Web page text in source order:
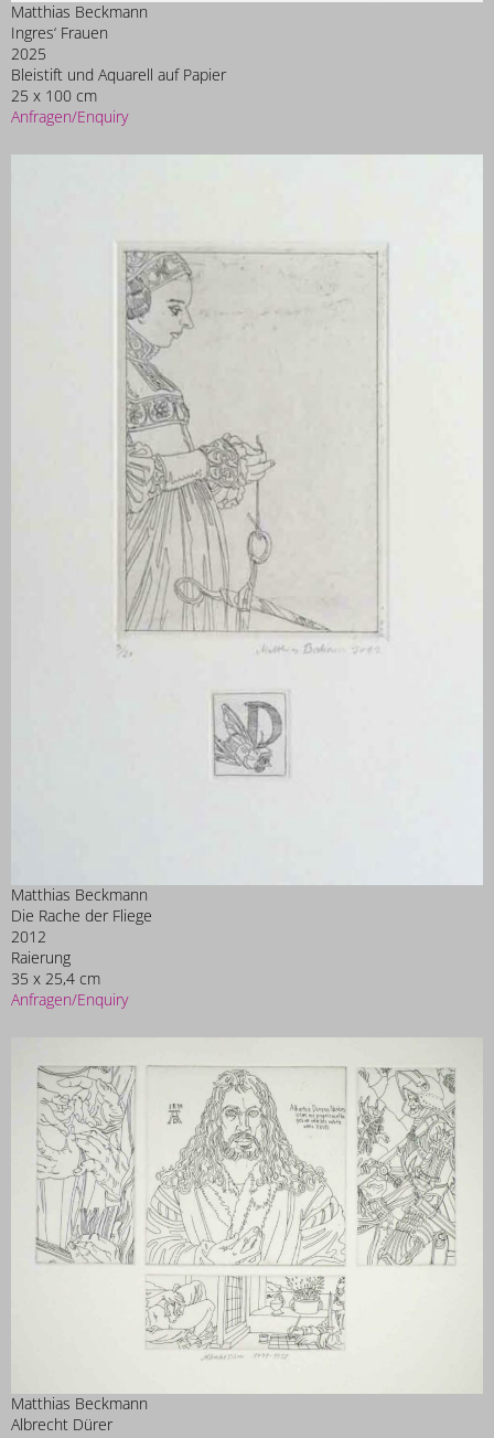
Matthias Beckmann
Ingres‘ Frauen
2025
Bleistift und Aquarell auf Papier
25 x 100 cm
Anfragen/Enquiry
Matthias Beckmann
Die Rache der Fliege
2012
Raierung
35 x 25,4 cm
Anfragen/Enquiry
Matthias Beckmann
Albrecht Dürer